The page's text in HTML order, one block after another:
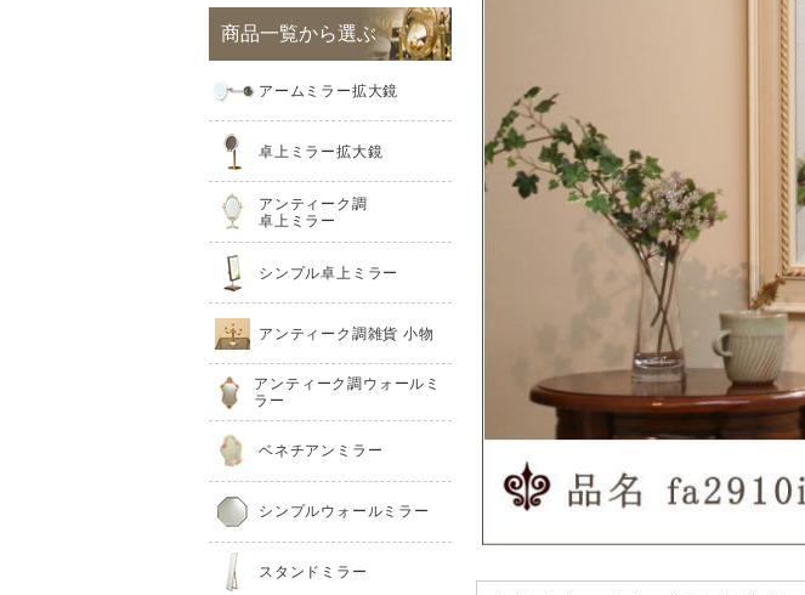
商品一覧から選ぶ
アームミラー拡大鏡
卓上ミラー拡大鏡
アンティーク調
卓上ミラー
シンプル卓上ミラー
アンティーク調雑貨 小物
アンティーク調ウォールミ
ラー
ベネチアンミラー
シンプルウォールミラー
スタンドミラー